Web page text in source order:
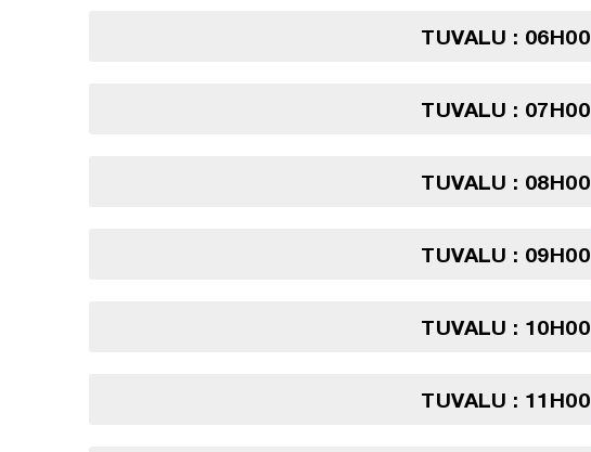
TUVALU : 06H00
TUVALU : 07H00
TUVALU : 08H00
TUVALU : 09H00
TUVALU : 10H00
TUVALU : 11H00